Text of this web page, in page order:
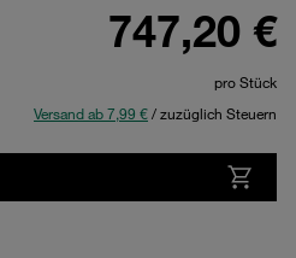
747,20 €
pro Stück
Versand ab 7,99 €/ zuzüglich Steuern